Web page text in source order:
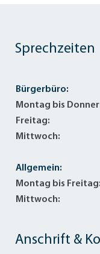
Anschrift &
Sprechzeiten
Bürgerbüro:
Montag bis
Freitag:
Mittwoch:
Allgemein:
Montag bis Freitag:
Mittwoch: